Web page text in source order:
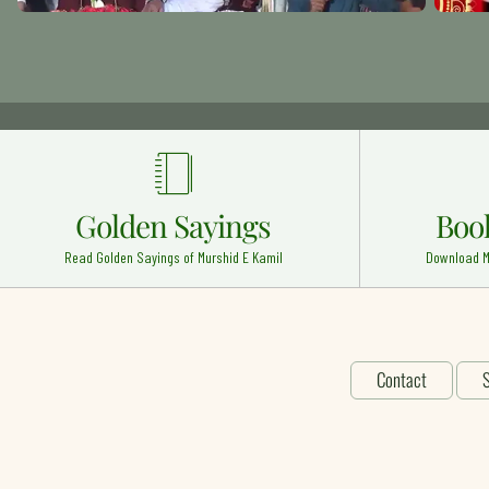
Golden Sayings
Read Golden Sayings of Murshid E Kamil Download
Contact